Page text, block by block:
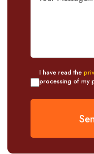
I have read the
processing of my